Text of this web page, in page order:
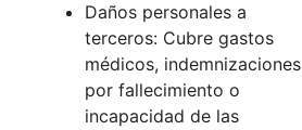
Daños personales a
terceros: Cubre gastos
médicos, indemnizaciones
por fallecimiento o
incapacidad de las